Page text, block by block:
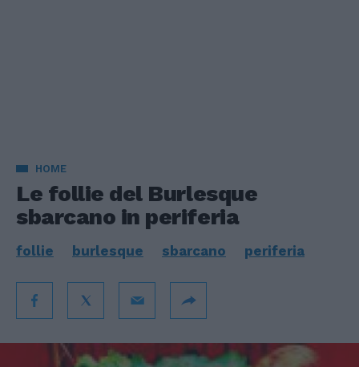
HOME
Le follie del Burlesque
sbarcano in periferia
follie burlesque sbarcano periferia